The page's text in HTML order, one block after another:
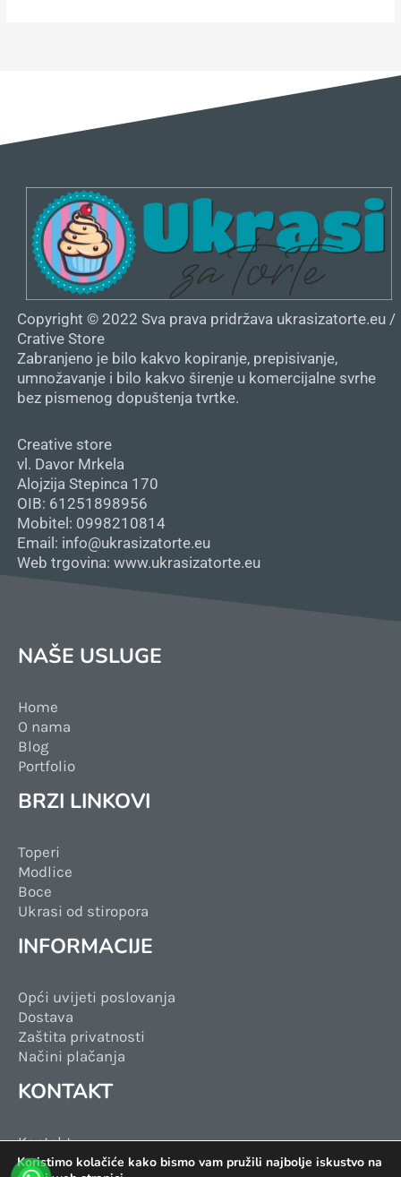
Copyright © 2022 Sva prava pridržava ukrasizatorte.eu /
Crative Store
Zabranjeno je bilo kakvo kopiranje, prepisivanje,
umnožavanje i bilo kakvo širenje u komercijalne svrhe
bez pismenog dopuštenja tvrtke.
Creative store
vl. Davor Mrkela
Alojzija Stepinca 170
OIB: 61251898956
Mobitel: 0998210814
Email: info@ukrasizatorte.eu
Web trgovina: www.ukrasizatorte.eu
NAŠE USLUGE
Home
O nama
Blog
Portfolio
BRZI LINKOVI
Toperi
Modlice
Boce
Ukrasi od stiropora
INFORMACIJE
Opći uvijeti poslovanja
Dostava
Zaštita privatnosti
Načini plačanja
KONTAKT
Kontakt
Facebook
Koristimo kolačiće kako bismo vam pružili najbolje iskustvo na